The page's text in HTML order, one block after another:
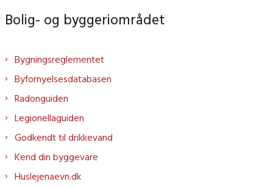
Bolig- og byggeriområdet
Bygningsreglementet
Byfornyelsesdatabasen
Radonguiden
Legionellaguiden
Godkendt til drikkevand
Kend din byggevare
Huslejenaevn.dk